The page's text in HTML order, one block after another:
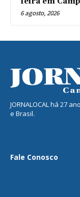
6 agosto, 2026
JORNALOCAL há 27
e Brasil.
Fale Conosco